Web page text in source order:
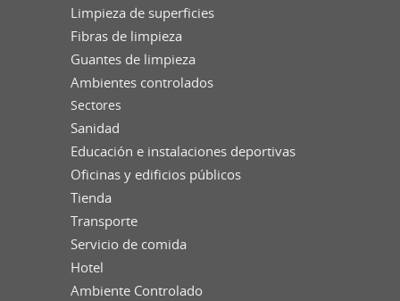
Limpieza de superficies
Fibras de limpieza
Guantes de limpieza
Ambientes controlados
Sectores
Sanidad
Educación e instalaciones deportivas
Oficinas y edificios públicos
Tienda
Transporte
Servicio de comida
Hotel
Ambiente Controlado